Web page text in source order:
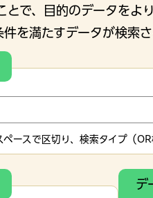
で、目的のデータをよ
を満たすデータが検索さ
ースで区切り、検索タイプ（
デ